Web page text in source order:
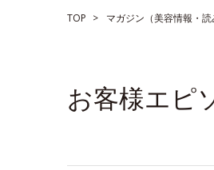
TOP マガジン（美容情報・読
お客様エピ